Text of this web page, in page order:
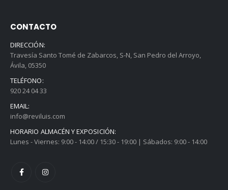
CONTACTO
DIRECCIÓN:
Travesía Santo Tomé de Zabarcos, S-N, San Pedro del Arroyo,
Ávila, 05350
TELÉFONO:
920 24 04 33
EMAIL:
info@reviluis.com
HORARIO ALMACÉN Y EXPOSICIÓN:
Lunes - Viernes: 9:00 - 14:00 / 15:30 - 19:00 | Sábados: 9:00 - 14:00